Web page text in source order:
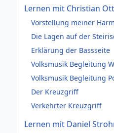
Lernen mit Christian
Vorstellung meiner
Die Lagen auf der
Erklärung der Bassseite
Volksmusik Begleitung
Volksmusik Begleitung
Der Kreuzgriff
Verkehrter Kreuzgriff
Lernen mit Daniel